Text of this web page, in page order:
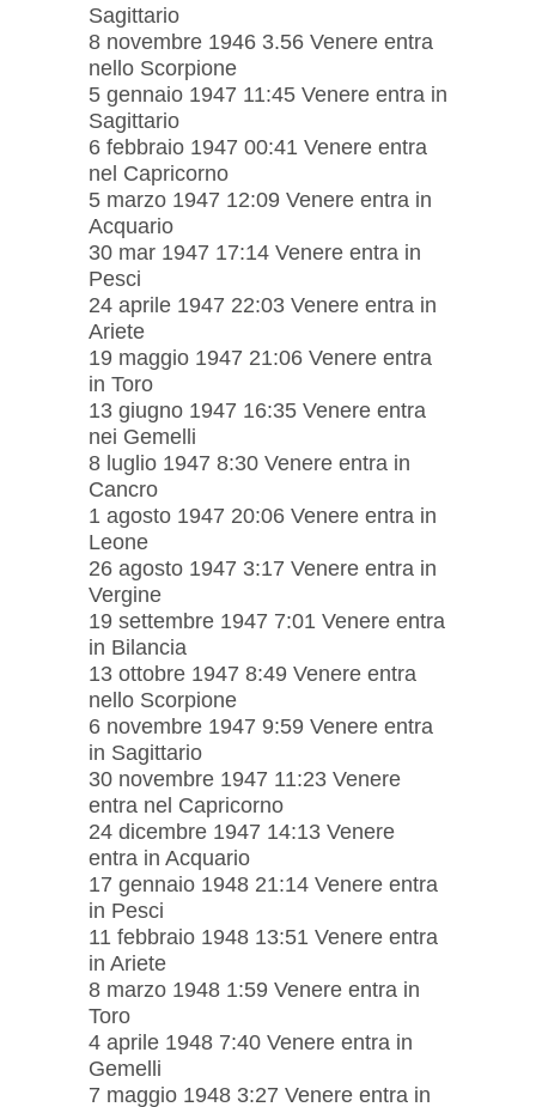
Sagittario
8 novembre 1946 3.56 Venere entra
nello Scorpione
5 gennaio 1947 11:45 Venere entra in
Sagittario
6 febbraio 1947 00:41 Venere entra
nel Capricorno
5 marzo 1947 12:09 Venere entra in
Acquario
30 mar 1947 17:14 Venere entra in
Pesci
24 aprile 1947 22:03 Venere entra in
Ariete
19 maggio 1947 21:06 Venere entra
in Toro
13 giugno 1947 16:35 Venere entra
nei Gemelli
8 luglio 1947 8:30 Venere entra in
Cancro
1 agosto 1947 20:06 Venere entra in
Leone
26 agosto 1947 3:17 Venere entra in
Vergine
19 settembre 1947 7:01 Venere entra
in Bilancia
13 ottobre 1947 8:49 Venere entra
nello Scorpione
6 novembre 1947 9:59 Venere entra
in Sagittario
30 novembre 1947 11:23 Venere
entra nel Capricorno
24 dicembre 1947 14:13 Venere
entra in Acquario
17 gennaio 1948 21:14 Venere entra
in Pesci
11 febbraio 1948 13:51 Venere entra
in Ariete
8 marzo 1948 1:59 Venere entra in
Toro
4 aprile 1948 7:40 Venere entra in
Gemelli
7 maggio 1948 3:27 Venere entra in